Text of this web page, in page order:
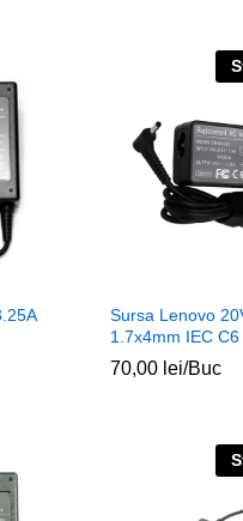
Sursa Lenovo
1.7x4mm IEC C6
70,00 lei/Buc